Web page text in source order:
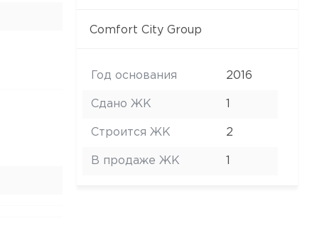
Comfort City Group
Год основания 2016
Сдано ЖК
Строится ЖК 2
В продаже ЖК